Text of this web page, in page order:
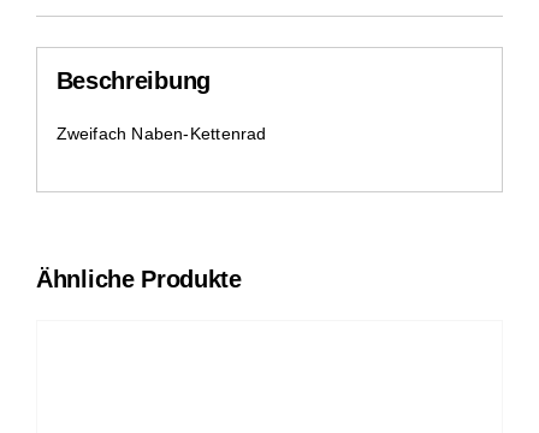
Beschreibung
Zweifach Naben-Kettenrad
Ähnliche Produkte